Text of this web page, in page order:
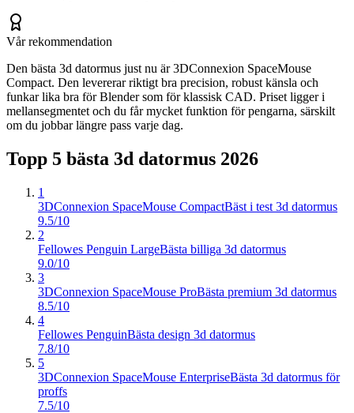
Vår rekommendation
Den bästa 3d datormus just nu är 3DConnexion SpaceMouse
Compact. Den levererar riktigt bra precision, robust känsla och
funkar lika bra för Blender som för klassisk CAD. Priset ligger i
mellansegmentet och du får mycket funktion för pengarna, särskilt
om du jobbar längre pass varje dag.
Topp 5 bästa 3d datormus 2026
1
3DConnexion SpaceMouse CompactBäst i test 3d datormus
9.5/10
2
Fellowes Penguin LargeBästa billiga 3d datormus
9.0/10
3
3DConnexion SpaceMouse ProBästa premium 3d datormus
8.5/10
4
Fellowes PenguinBästa design 3d datormus
7.8/10
5
3DConnexion SpaceMouse EnterpriseBästa 3d datormus för
proffs
7.5/10